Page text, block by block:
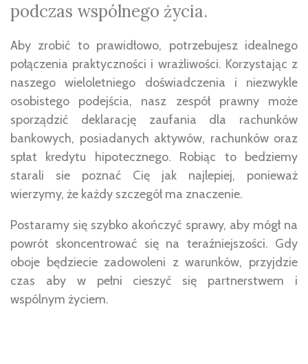
podczas wspólnego życia.
Aby zrobić to prawidłowo, potrzebujesz idealnego
połączenia praktyczności i wrażliwości. Korzystając z
naszego wieloletniego doświadczenia i niezwykle
osobistego podejścia, nasz zespół prawny może
sporządzić deklarację zaufania dla rachunków
bankowych, posiadanych aktywów, rachunków oraz
spłat kredytu hipotecznego. Robiąc to bedziemy
starali sie poznać Cię jak najlepiej, ponieważ
wierzymy, że każdy szczegół ma znaczenie.
Postaramy się szybko akończyć sprawy, aby mógł na
powrót skoncentrować się na teraźniejszości. Gdy
oboje będziecie zadowoleni z warunków, przyjdzie
czas aby w pełni cieszyć się partnerstwem i
wspólnym życiem.